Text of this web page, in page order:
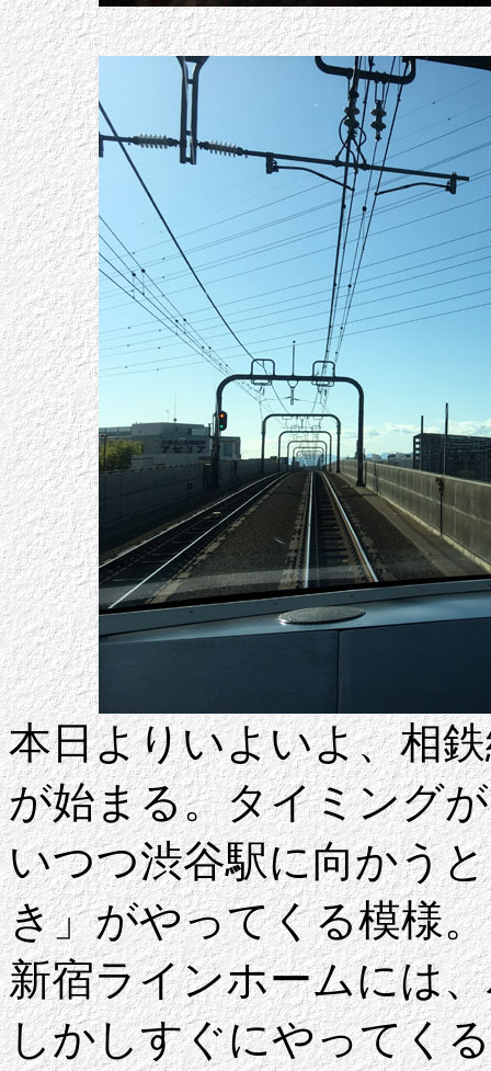
本日よりいよいよ、相
が始まる。タイミング
いつつ渋谷駅に向かう
き」がやってくる模様
新宿ラインホームには
しかしすぐにやってく